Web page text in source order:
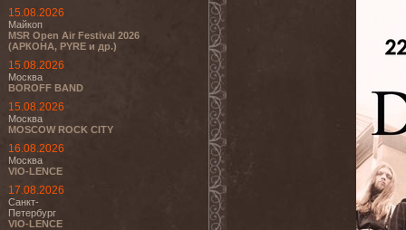
15.08.2026
Майкоп
MSR Open Air Festival 2026
(АРКОНА, PYRE и др.)
15.08.2026
Москва
BOROFF BAND
15.08.2026
Москва
MOSCOW ROCK CITY
16.08.2026
Москва
VIO-LENCE
17.08.2026
Санкт-
Петербург
VIO-LENCE